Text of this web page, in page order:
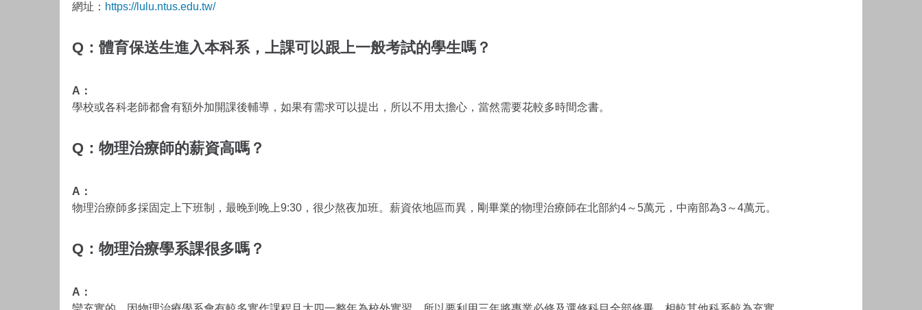
網址： https://lulu.ntus.edu.tw/
Q：體育保送生進入本科系，上課可以跟上一般考試的學生嗎？
A：
學校或各科老師都會有額外加開課後輔導，如果有需求可以提出，所以不用太擔心，當然需要花較多時間念書。
Q：物理治療師的薪資高嗎？
A：
物理治療師多採固定上下班制，最晚到晚上9:30，很少熬夜加班。薪資依地區而異，剛畢業的物理治療師在北部約4～5萬元，中南部為3～4萬元。
Q：物理治療學系課很多嗎？
A：